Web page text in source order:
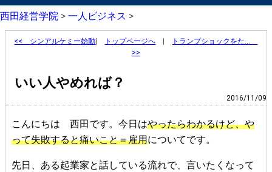
西田経営学院 > 一人ビジネス >
<< シンアルケミー始動 トップページへ
トランプショックをた…
>>
いい人やめれば？
2016/11/09
こんにちは 西田です。今日はやったらわかるけど、や
って失敗すると痛いこと＝雇用についてです。
先日、ある起業家と話している流れで、言いたくなって